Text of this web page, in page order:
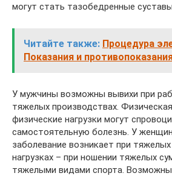
могут стать тазобедренные суставы.
Читайте также: Процедура
Показания и
У мужчины возможны вывихи при
тяжелых производствах.
физические нагрузки могут
самостоятельную болезнь. У
заболевание возникает при
нагрузках – при ношении тяжелых
тяжелыми видами спорта. Возможны